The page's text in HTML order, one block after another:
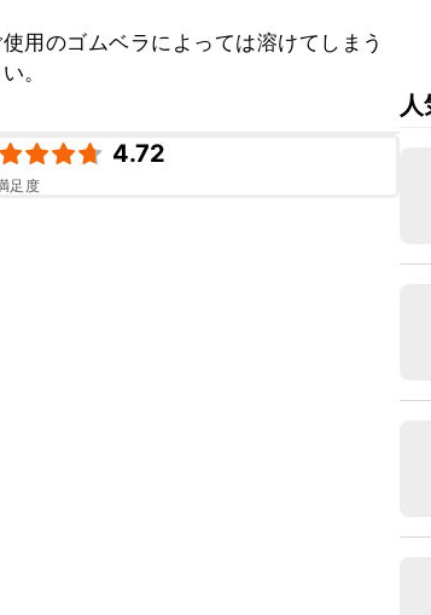
用のゴムベラによっては溶けてしまう
。
4.72
足度